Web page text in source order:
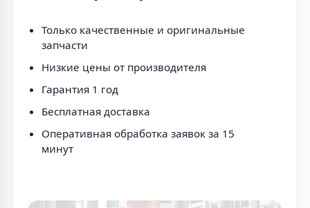
Только качественные и оригинальные
запчасти
Низкие цены от производителя
Гарантия 1 год
Бесплатная доставка
Оперативная обработка заявок за 15
минут